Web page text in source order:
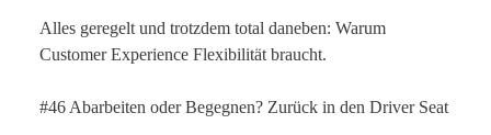
Alles geregelt und trotzdem total daneben: Warum
Customer Experience Flexibilität braucht.
#46 Abarbeiten oder Begegnen? Zurück in den Driver Seat